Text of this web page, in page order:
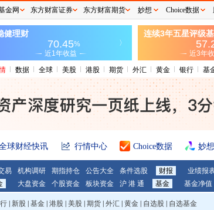
数据 全球 美股 港股 期货 外汇 黄金 银行 基
球财经快讯 行情中心 Choice数据 妙
易 机构调研 期指持仓 公告大全 条件选股 财报 业绩报
大盘资金 个股资金 板块资金 沪 港 通 基金 基金净值
新股 基金 港股 美股 期货 外汇 黄金 自选股 自选基金
金网 东方财富证券 东方财富期货 妙想 Choice数据